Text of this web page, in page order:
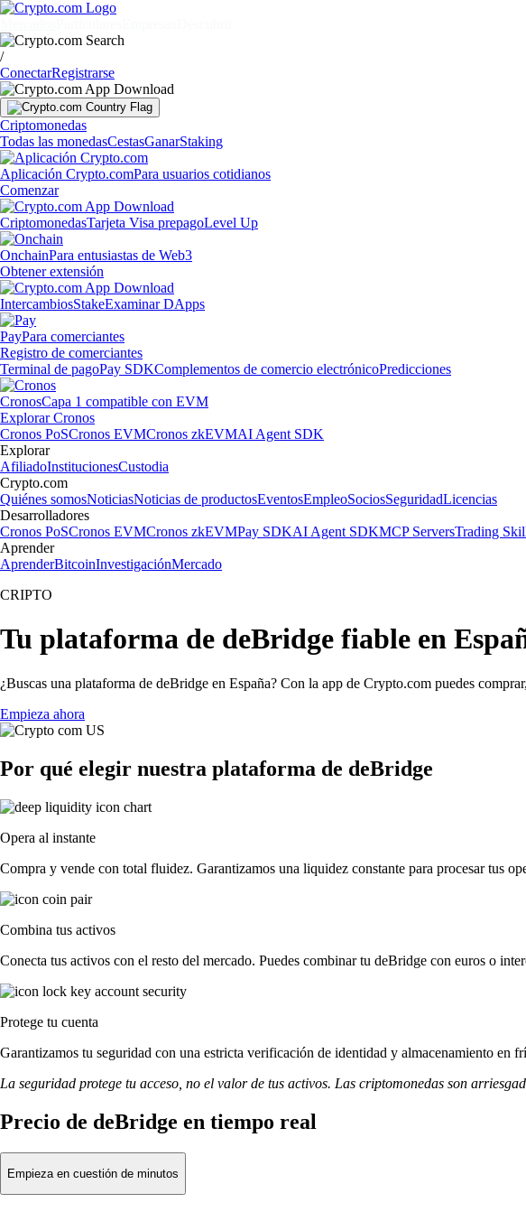
/
ConectarRegistrarse
Criptomonedas
Todas las monedasCestasGanarStaking
Aplicación Crypto.comPara usuarios cotidianos
Comenzar
CriptomonedasTarjeta Visa prepagoLevel Up
OnchainPara entusiastas de Web3
Obtener extensión
IntercambiosStakeExaminar DApps
PayPara comerciantes
Registro de comerciantes
Terminal de pagoPay SDKComplementos de comercio electrónicoPredicciones
CronosCapa 1 compatible con EVM
Explorar Cronos
Cronos PoSCronos EVMCronos zkEVMAI Agent SDK
Explorar
AfiliadoInstitucionesCustodia
Crypto.com
Quiénes somosNoticiasNoticias de productosEventosEmpleoSociosSeguridadLicencias
Desarrolladores
Cronos PoSCronos EVMCronos zkEVMPay SDKAI Agent SDKMCP ServersTrading
Aprender
AprenderBitcoinInvestigaciónMercado
CRIPTO
Tu plataforma de deBridge fiable en
¿Buscas una plataforma de deBridge en España? Con la app de Crypto.com puedes
Empieza ahora
Por qué elegir nuestra plataforma de deBridge
Opera al instante
Compra y vende con total fluidez. Garantizamos una liquidez constante para procesar tus
Combina tus activos
Conecta tus activos con el resto del mercado. Puedes combinar tu deBridge con euros o
Protege tu cuenta
Garantizamos tu seguridad con una estricta verificación de identidad y almacenamiento en
La seguridad protege tu acceso, no el valor de tus activos. Las criptomonedas son
Precio de deBridge en tiempo real
Empieza en cuestión de minutos